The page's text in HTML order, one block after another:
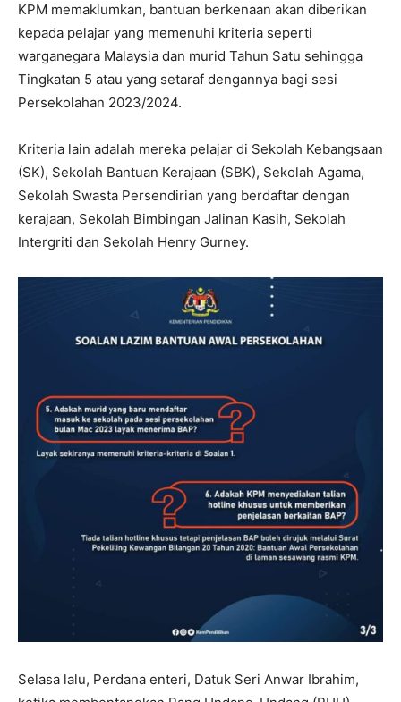
KPM memaklumkan, bantuan berkenaan akan diberikan
kepada pelajar yang memenuhi kriteria seperti
warganegara Malaysia dan murid Tahun Satu sehingga
Tingkatan 5 atau yang setaraf dengannya bagi sesi
Persekolahan 2023/2024.
Kriteria lain adalah mereka pelajar di Sekolah Kebangsaan
(SK), Sekolah Bantuan Kerajaan (SBK), Sekolah Agama,
Sekolah Swasta Persendirian yang berdaftar dengan
kerajaan, Sekolah Bimbingan Jalinan Kasih, Sekolah
Intergriti dan Sekolah Henry Gurney.
Selasa lalu, Perdana enteri, Datuk Seri Anwar Ibrahim,